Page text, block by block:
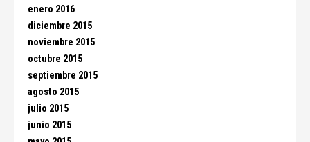
enero 2016
diciembre 2015
noviembre 2015
octubre 2015
septiembre 2015
agosto 2015
julio 2015
junio 2015